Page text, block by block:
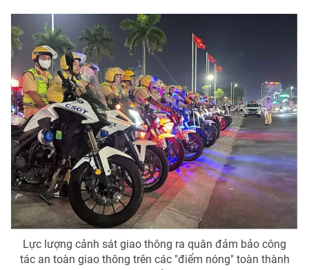
Lực lượng cảnh sát giao thông ra quân đảm bảo công
tác an toàn giao thông trên các "điểm nóng" toàn thành